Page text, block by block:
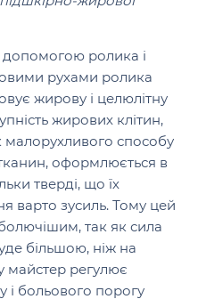
ролика і
рухами ролика
жирову і целюлітну
жирових клітин,
малорухливого способу
тканин, оформлюється в
тверді, що їх
варто зусиль. Тому цей
так як сила
більшою, ніж на
майстер регулює
і больового порогу